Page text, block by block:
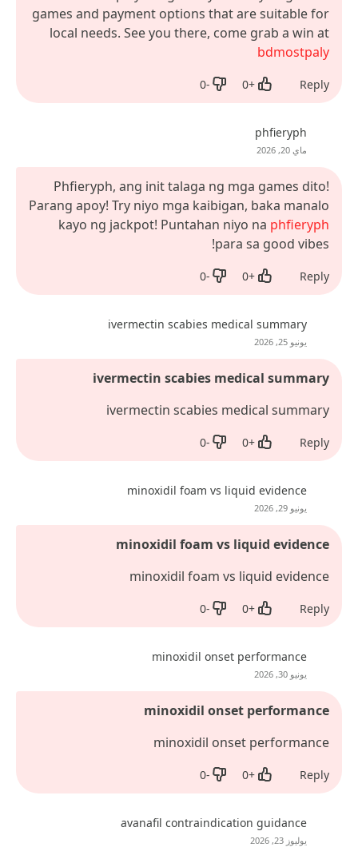
games and payment options that are suitable for
local needs. See you there, come grab a win at
bdmostpaly
Reply
+
0
Like
-
0
Dislike
phfieryph
ماي 20, 2026
Phfieryph, ang init talaga ng mga games dito!
Parang apoy! Try niyo mga kaibigan, baka manalo
kayo ng jackpot! Puntahan niyo na phfieryph
para sa good vibes!
Reply
+
0
Like
-
0
Dislike
ivermectin scabies medical summary
يونيو 25, 2026
ivermectin scabies medical summary
ivermectin scabies medical summary
Reply
+
0
Like
-
0
Dislike
minoxidil foam vs liquid evidence
يونيو 29, 2026
minoxidil foam vs liquid evidence
minoxidil foam vs liquid evidence
Reply
+
0
Like
-
0
Dislike
minoxidil onset performance
يونيو 30, 2026
minoxidil onset performance
minoxidil onset performance
Reply
+
0
Like
-
0
Dislike
avanafil contraindication guidance
يوليوز 23, 2026